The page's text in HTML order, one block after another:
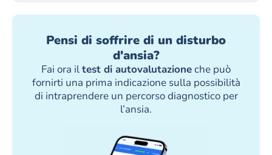
Pensi di soffrire di un disturbo
d'ansia?
Fai ora iltest di autovalutazioneche può
fornirti una prima indicazione sulla possibilità
di intraprendere un percorso diagnostico per
l’ansia.